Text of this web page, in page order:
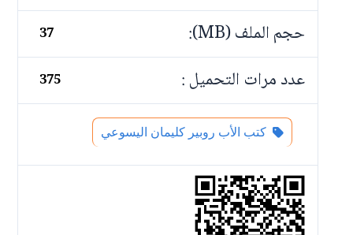
حجم الملف (MB): 37
عدد مرات التحميل : 375
كتب الأب روبير كليمان اليسوعي